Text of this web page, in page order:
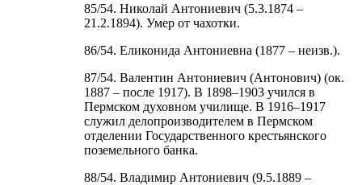
85/54. Николай Антониевич (5.3.1874 –
21.2.1894). Умер от чахотки.
86/54. Еликонида Антониевна (1877 – неизв.).
87/54. Валентин Антониевич (Антонович) (ок.
1887 – после 1917). В 1898–1903 учился в
Пермском духовном училище. В 1916–1917
служил делопроизводителем в Пермском
отделении Государственного крестьянского
поземельного банка.
88/54. Владимир Антониевич (9.5.1889 –